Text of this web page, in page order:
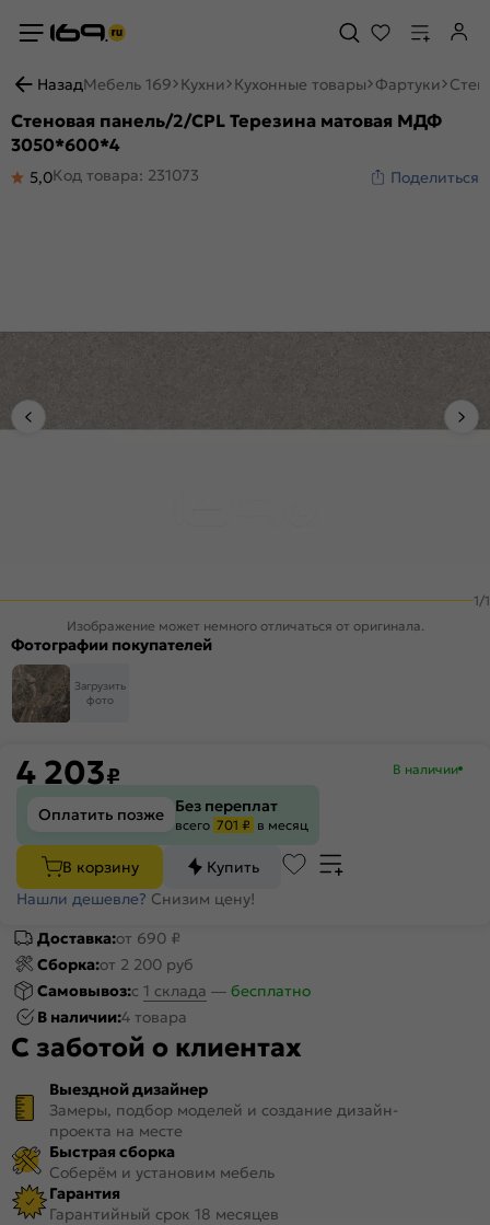
НазадМебель 169 Кухни Кухонные товары Фартуки
Стеновая панель/2/CPL Терезина матовая МДФ
3050*600*4
5,0Код товара: 231073 Поделиться
1/1
Изображение может немного отличаться от оригинала.
Фотографии покупателей
Загрузить
фото
4 203₽ В наличии
Оплатить позже Без переплат
всего 701 ₽ в месяц
В корзину
Купить
Нашли дешевле? Снизим цену!
Доставка:от 690 ₽
Сборка:от 2 200 руб
Самовывоз:c 1 склада — бесплатно
В наличии:4 товара
С заботой о клиентах
Выездной дизайнер
Замеры, подбор моделей и создание дизайн-
проекта на месте
Быстрая сборка
Соберём и установим мебель
Гарантия
Гарантийный срок 18 месяцев